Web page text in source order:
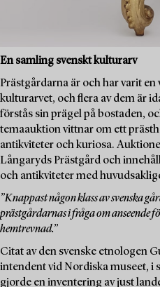
En samling svenskt kulturarv
Prästgårdarna är och har varit en
kulturarvet, och flera av dem är
förstås sin prägel på bostaden,
temaauktion vittnar om ett
antikviteter och kuriosa.
Långaryds Prästgård och
och antikviteter med
”Knappast någon klass av svenska
prästgårdarnas i fråga om anseende
hemtrevnad.”
Citat av den svenske etnologen
intendent vid Nordiska museet, i
gjorde en inventering av just